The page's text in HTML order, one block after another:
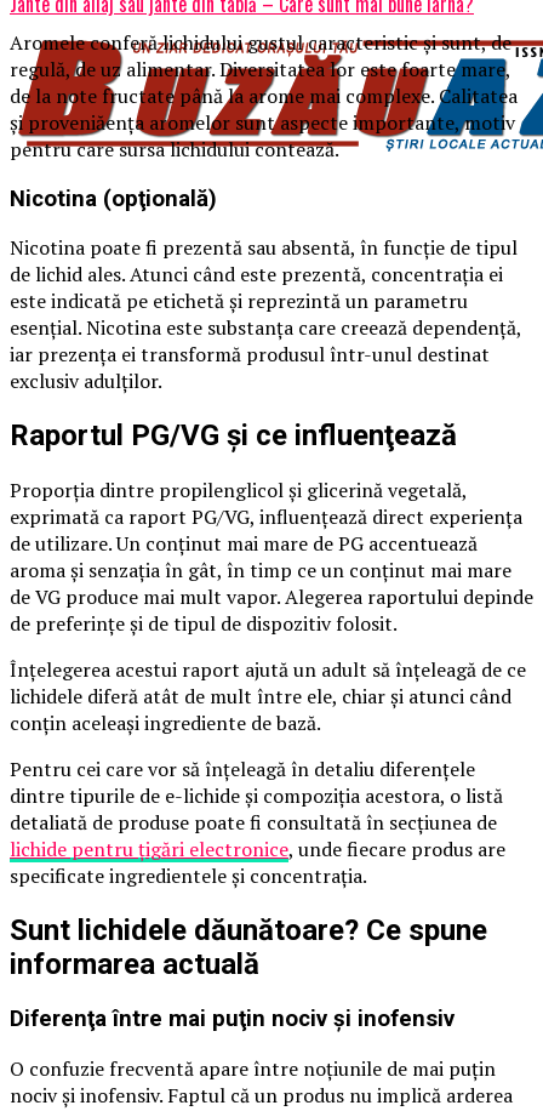
Aromele conferă lichidului gustul caracteristic şi sunt, de
regulă, de uz alimentar. Diversitatea lor este foarte mare,
de la note fructate până la arome mai complexe. Calitatea
şi proveniăenţa aromelor sunt aspecte importante, motiv
pentru care sursa lichidului contează.
Nicotina (opţională)
Nicotina poate fi prezentă sau absentă, în funcţie de tipul
de lichid ales. Atunci când este prezentă, concentraţia ei
este indicată pe etichetă şi reprezintă un parametru
esenţial. Nicotina este substanţa care creează dependenţă,
iar prezenţa ei transformă produsul într-unul destinat
exclusiv adulţilor.
Raportul PG/VG şi ce influenţează
Proporţia dintre propilenglicol şi glicerină vegetală,
exprimată ca raport PG/VG, influenţează direct experienţa
de utilizare. Un conţinut mai mare de PG accentuează
aroma şi senzaţia în gât, în timp ce un conţinut mai mare
de VG produce mai mult vapor. Alegerea raportului depinde
de preferinţe şi de tipul de dispozitiv folosit.
Înţelegerea acestui raport ajută un adult să înţeleagă de ce
lichidele diferă atât de mult între ele, chiar şi atunci când
conţin aceleaşi ingrediente de bază.
Pentru cei care vor să înţeleagă în detaliu diferenţele
dintre tipurile de e-lichide şi compoziţia acestora, o listă
detaliată de produse poate fi consultată în secţiunea de
lichide pentru ţigări electronice, unde fiecare produs are
specificate ingredientele şi concentraţia.
Sunt lichidele dăunătoare? Ce spune
informarea actuală
Diferenţa între mai puţin nociv şi inofensiv
O confuzie frecventă apare între noţiunile de mai puţin
nociv şi inofensiv. Faptul că un produs nu implică arderea